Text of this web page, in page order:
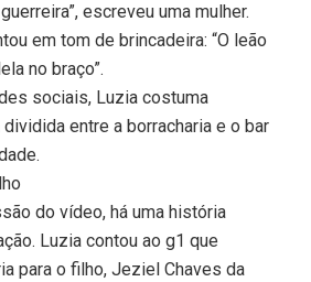
escreveu uma mulher.
em tom de brincadeira: “O leão
no braço”.
sociais, Luzia costuma
entre a borracharia e o bar
do vídeo, há uma história
Luzia contou ao g1 que
para o filho, Jeziel Chaves da